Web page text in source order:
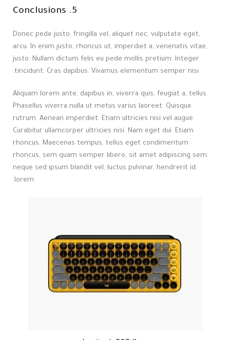
5. Conclusions
Donec pede justo, fringilla vel, aliquet nec, vulputate eget,
arcu. In enim justo, rhoncus ut, imperdiet a, venenatis vitae,
justo. Nullam dictum felis eu pede mollis pretium. Integer
tincidunt. Cras dapibus. Vivamus elementum semper nisi.
Aliquam lorem ante, dapibus in, viverra quis, feugiat a, tellus.
Phasellus viverra nulla ut metus varius laoreet. Quisque
rutrum. Aenean imperdiet. Etiam ultricies nisi vel augue.
Curabitur ullamcorper ultricies nisi. Nam eget dui. Etiam
rhoncus. Maecenas tempus, tellus eget condimentum
rhoncus, sem quam semper libero, sit amet adipiscing sem
neque sed ipsum blandit vel, luctus pulvinar, hendrerit id,
lorem.